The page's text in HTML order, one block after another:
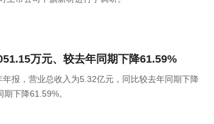
万元、较去年同期下降61.59%
报，营业总收入为5.32亿元，同比较去年同期下降
下降61.59%。